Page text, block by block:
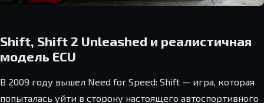
Shift, Shift 2 Unleashed и реалистичная
модель ECU
В 2009 году вышел Need for Speed: Shift — игра, которая
попыталась уйти в сторону настоящего автоспортивного